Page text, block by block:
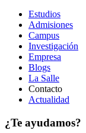
Estudios
Admisiones
Campus
Investigación
Empresa
Blogs
La Salle
Contacto
Actualidad
¿Te ayudamos?